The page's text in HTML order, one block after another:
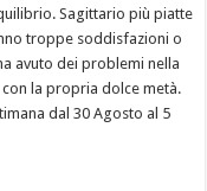
Sagittario più piatte
troppe soddisfazioni o
avuto dei problemi nella
la propria dolce metà.
dal 30 Agosto al 5